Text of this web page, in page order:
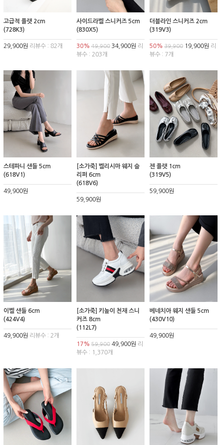
고급적 플랫 2cm
(728K3)
29,900원 리뷰수 : 82개
사이드라벨 스니커즈 5cm
(830X5)
30% 49,90034,900원 리
뷰수 : 203개
더블라인 스니커즈 2cm
(319V3)
50% 39,90019,900원 리
뷰수 : 7개
스테파니 샌들 5cm
(618V1)
49,900원
[소가죽] 벨리시마 웨지 슬
리퍼 6cm
(618V6)
59,900원
젠 플랫 1cm
(319V5)
59,900원
이벨 샌들 6cm
(424V4)
49,900원 리뷰수 : 2개
[소가죽] 키높이 천재 스니
커즈 8cm
(112L7)
17% 59,90049,900원 리
뷰수 : 1,370개
베네치아 웨지 샌들 5cm
(430V10)
49,900원